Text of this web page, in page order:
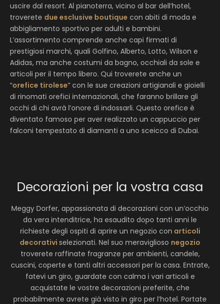
uscire dal resort. Al pianoterra, vicino al bar dell’hotel,
troverete due esclusive boutique con abiti di moda e
abbigliamento sportivo per adulti e bambini.
L’assortimento comprende anche capi firmati di
prestigiosi marchi, quali Golfino, Alberto, Lotto, Wilson e
Adidas, ma anche costumi da bagno, occhiali da sole e
articoli per il tempo libero. Qui troverete anche un
“orefice tirolese” con le sue creazioni artigianali e gioielli
di rinomati orefici internazionali, che faranno brillare gli
occhi di chi avrà l’onore di indossarli. Questo orefice è
diventato famoso per aver realizzato un cappuccio per
falconi tempestato di diamanti a uno sceicco di Dubai.
Decorazioni per la vostra casa
Meggy Dorfer, appassionata di decorazioni con un’occhio
da vera intenditrice, ha esaudito dopo tanti anni le
richieste degli ospiti di aprire un negozio con articoli
decorativi selezionati. Nel suo meraviglioso negozio
troverete raffinate fragranze per ambienti, candele,
cuscini, coperte e tanti altri accessori per la casa. Entrate,
fatevi un giro, guardate con calma i vari articoli e
acquistate le vostre decorazioni preferite, che
probabilmente avrete già visto in giro per l’hotel. Portate